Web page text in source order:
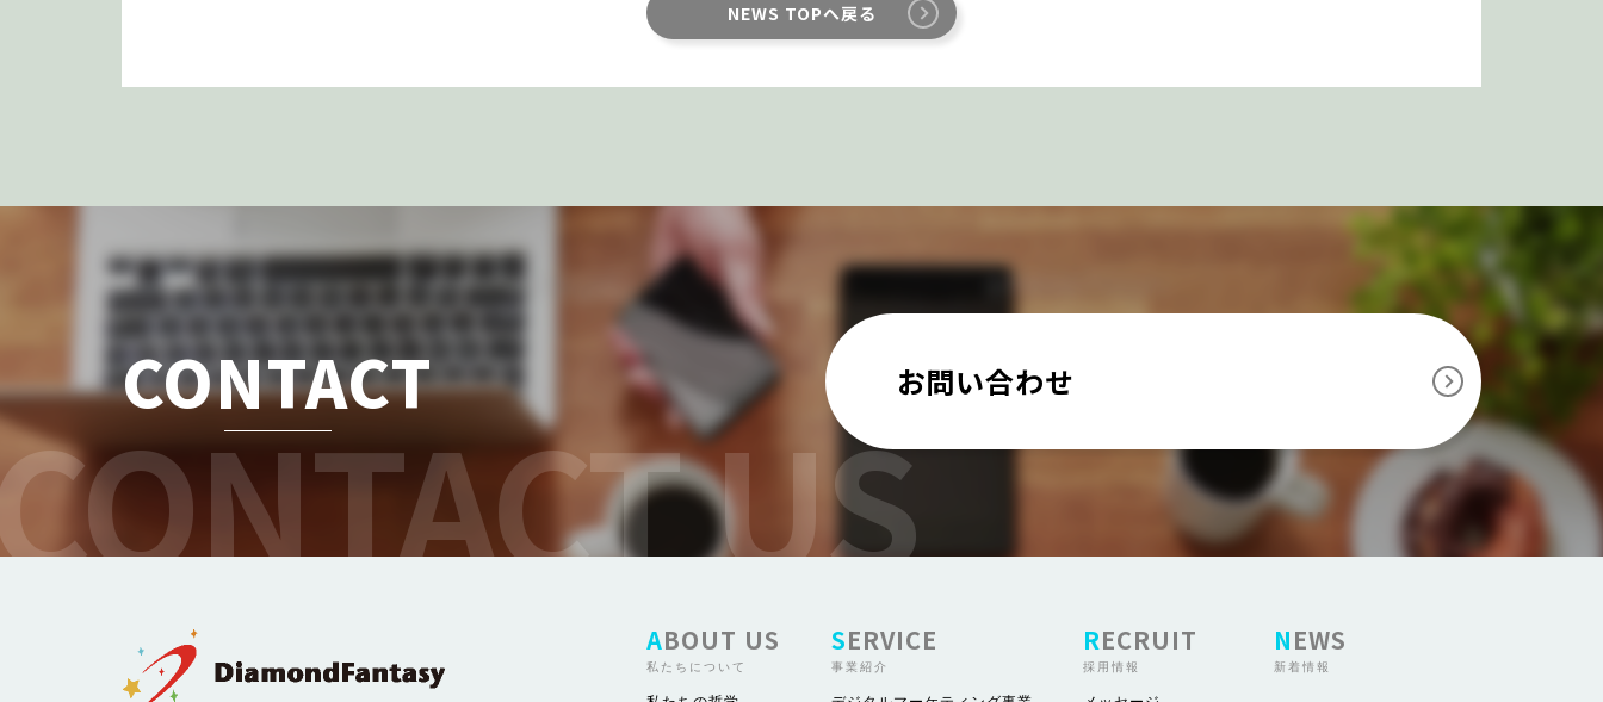
NEWS TOPへ戻る
CONTACT お問い合わせ
ABOUT US
私たちについて
SERVICE
事業紹介
RECRUIT
採用情報
NEWS
新着情報